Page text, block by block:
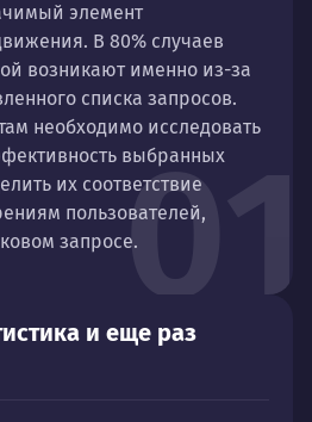
01
элемент
В 80% случаев
возникают именно из-за
списка запросов.
необходимо исследовать
выбранных
их соответствие
пользователей,
запросе.
и еще раз